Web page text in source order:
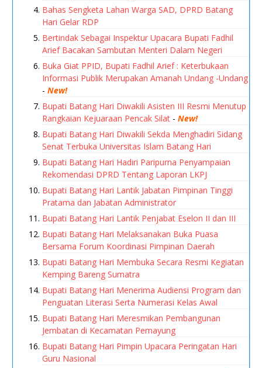
Bahas Sengketa Lahan Warga SAD, DPRD Batang
Hari Gelar RDP
Bertindak Sebagai Inspektur Upacara Bupati Fadhil
Arief Bacakan Sambutan Menteri Dalam Negeri
Buka Giat PPID, Bupati Fadhil Arief : Keterbukaan
Informasi Publik Merupakan Amanah Undang -Undang
-New!
Bupati Batang Hari Diwakili Asisten III Resmi Menutup
Rangkaian Kejuaraan Pencak Silat -New!
Bupati Batang Hari Diwakili Sekda Menghadiri Sidang
Senat Terbuka Universitas Islam Batang Hari
Bupati Batang Hari Hadiri Paripurna Penyampaian
Rekomendasi DPRD Tentang Laporan LKPJ
Bupati Batang Hari Lantik Jabatan Pimpinan Tinggi
Pratama dan Jabatan Administrator
Bupati Batang Hari Lantik Penjabat Eselon II dan III
Bupati Batang Hari Melaksanakan Buka Puasa
Bersama Forum Koordinasi Pimpinan Daerah
Bupati Batang Hari Membuka Secara Resmi Kegiatan
Kemping Bareng Sumatra
Bupati Batang Hari Menerima Audiensi Program dan
Penguatan Literasi Serta Numerasi Kelas Awal
Bupati Batang Hari Meresmikan Pembangunan
Jembatan di Kecamatan Pemayung
Bupati Batang Hari Pimpin Upacara Peringatan Hari
Guru Nasional